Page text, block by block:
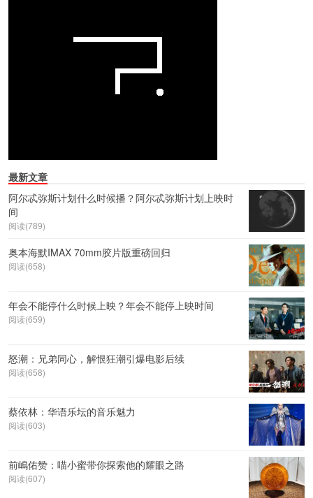
最新文章
阿尔忒弥斯计划什么时候播？阿尔忒弥斯计划上映时
间
阅读(789)
奥本海默IMAX 70mm胶片版重磅回归
阅读(658)
年会不能停什么时候上映？年会不能停上映时间
阅读(659)
怒潮：兄弟同心，解恨狂潮引爆电影后续
阅读(658)
蔡依林：华语乐坛的音乐魅力
阅读(603)
前嶋佑赞：喵小蜜带你探索他的耀眼之路
阅读(607)